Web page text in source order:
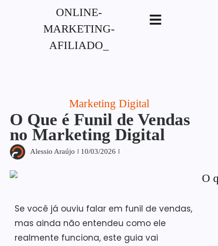
G-XVBZZCFH00pub-
5970489886047746AW-17954400846.
Marketing Digital
O Que é Funil de Vendas
no Marketing Digital
Alessio Araújo 10/03/2026
Se você já ouviu falar em funil de vendas,
mas ainda não entendeu como ele
realmente funciona, este guia vai